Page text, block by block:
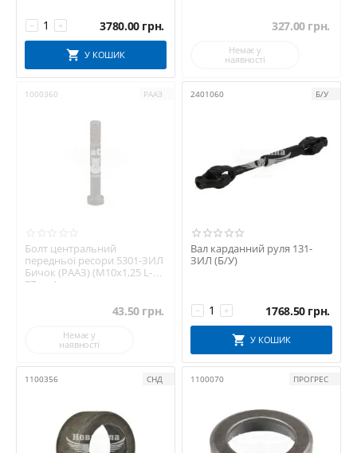
+
− 3780.00 грн.
У КОШИК
327.00 грн.
Немає у
наявності
1000360 РААЗ
Болт центральний
передньої ресори 5301-ЗИЛ
Бичок (РААЗ) (М10х1,25 L-
87мм.)
43.50 грн.
Немає у
наявності
2401060 Б/У
Вал карданний руля 131-
ЗИЛ (Б/У)
+
− 1768.50 грн.
У КОШИК
1100356 СНД 1100070 ПРОГРЕС